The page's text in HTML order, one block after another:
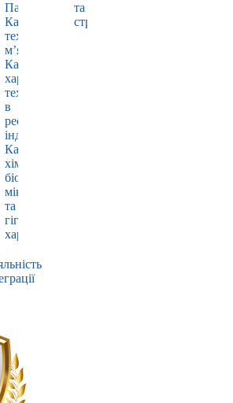
Павлюк
Кафедра
технології
м’яса
Кафедра
харчових
технологій
в
ресторанній
індустрії
Кафедра
хімії,
біохімії,
мікробіології
та
гігієни
харчування
та
страхування